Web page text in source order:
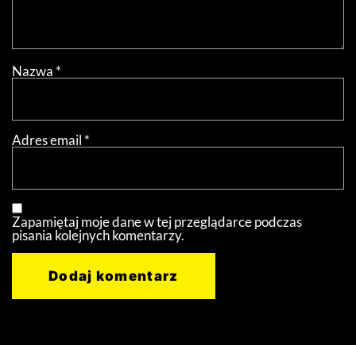
Nazwa *
Adres email *
Zapamiętaj moje dane w tej przeglądarce podczas
pisania kolejnych komentarzy.